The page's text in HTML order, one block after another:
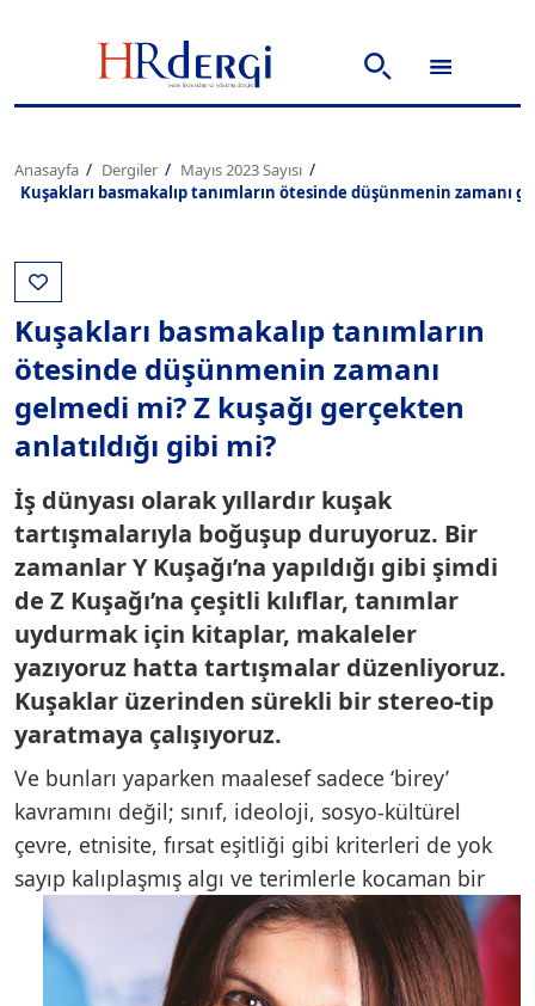
Anasayfa Dergiler
Mayıs 2023 Sayısı
Kuşakları basmakalıp tanımların ötesinde düşünmenin zamanı
Kuşakları basmakalıp tanımların
ötesinde düşünmenin zamanı
gelmedi mi? Z kuşağı gerçekten
anlatıldığı gibi mi?
İş dünyası olarak yıllardır kuşak
tartışmalarıyla boğuşup duruyoruz. Bir
zamanlar Y Kuşağı’na yapıldığı gibi şimdi
de Z Kuşağı’na çeşitli kılıflar, tanımlar
uydurmak için kitaplar, makaleler
yazıyoruz hatta tartışmalar düzenliyoruz.
Kuşaklar üzerinden sürekli bir stereo-tip
yaratmaya çalışıyoruz.
Ve bunları yaparken maalesef sadece ‘birey’
kavramını değil; sınıf, ideoloji, sosyo-kültürel
çevre, etnisite, fırsat eşitliği gibi kriterleri de yok
sayıp kalıplaşmış algı ve terimlerle kocaman bir